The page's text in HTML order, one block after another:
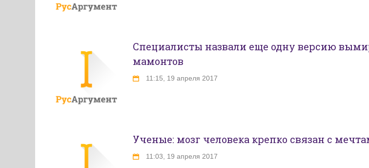
Специалисты назвали еще одну версию
мамонтов
11:15, 19 апреля 2017
Ученые: мозг человека крепко связан с
11:03, 19 апреля 2017